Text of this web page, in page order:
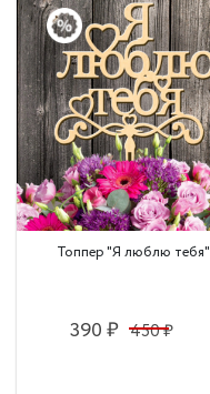
Топпер "Я люблю тебя"
390 ₽ 450 ₽